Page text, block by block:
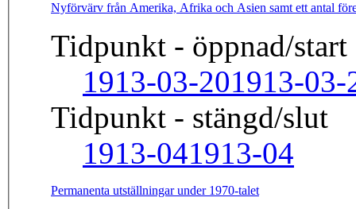
Nyförvärv från Amerika, Afrika och Asien samt ett antal
Tidpunkt - öppnad/start
1913-03-201913-03-
Tidpunkt - stängd/slut
1913-041913-04
Permanenta utställningar under 1970-talet